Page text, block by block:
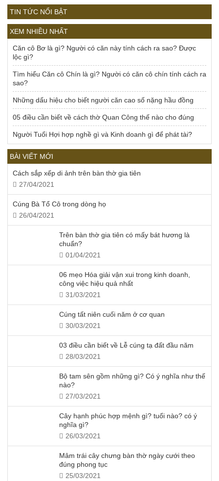
TIN TỨC NỔI BẬT
XEM NHIỀU NHẤT
Căn cô Bơ là gì? Người có căn này tính cách ra sao? Được
lộc gì?
Tìm hiểu Căn cô Chín là gì? Người có căn cô chín tính cách ra
sao?
Những dấu hiệu cho biết người căn cao số nặng hầu đồng
05 điều cần biết về cách thờ Quan Công thế nào cho đúng
Người Tuổi Hợi hợp nghề gì và Kinh doanh gì để phát tài?
BÀI VIẾT MỚI
Cách sắp xếp di ảnh trên bàn thờ gia tiên
27/04/2021
Cúng Bà Tổ Cô trong dòng họ
26/04/2021
Trên bàn thờ gia tiên có mấy bát hương là
chuẩn?
01/04/2021
06 mẹo Hóa giải vận xui trong kinh doanh,
công việc hiệu quả nhất
31/03/2021
Cúng tất niên cuối năm ở cơ quan
30/03/2021
03 điều cần biết về Lễ cúng tạ đất đầu năm
28/03/2021
Bộ tam sên gồm những gì? Có ý nghĩa như thế
nào?
27/03/2021
Cây hạnh phúc hợp mệnh gì? tuổi nào? có ý
nghĩa gì?
26/03/2021
Mâm trái cây chưng bàn thờ ngày cưới theo
đúng phong tục
25/03/2021